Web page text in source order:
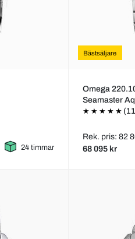
24 timmar
Bästsäljare
Omega
Seamaster
Rek. pris: 82
68 095 kr